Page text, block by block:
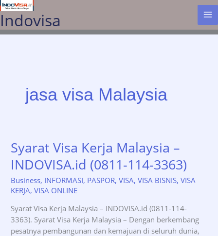
Lewati
ke
konten
Indovisa
jasa visa Malaysia
Syarat Visa Kerja Malaysia –
INDOVISA.id (0811-114-3363)
Business, INFORMASI, PASPOR,VISA,VISA BISNIS,VISA
KERJA,VISA ONLINE
Syarat Visa Kerja Malaysia – INDOVISA.id (0811-114-
3363). Syarat Visa Kerja Malaysia – Dengan berkembang
pesatnya pembangunan dan kemajuan di seluruh dunia,